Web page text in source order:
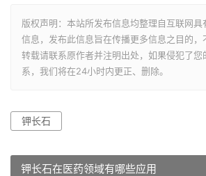
版权声明：本站所发布信息均整理自互联网具
信息，发布此信息旨在传播更多信息之目的，
转载请联系原作者并注明出处，如果侵犯了您
系，我们将在24小时内更正、删除。
钾长石
钾长石在医药领域有哪些应用